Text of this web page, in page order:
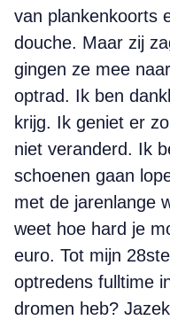
van plankenkoorts
douche. Maar zij
gingen ze mee
optrad. Ik ben
krijg. Ik geniet er
niet veranderd. Ik
schoenen gaan
met de jarenlange
weet hoe hard je
euro. Tot mijn
optredens fulltime
dromen heb?